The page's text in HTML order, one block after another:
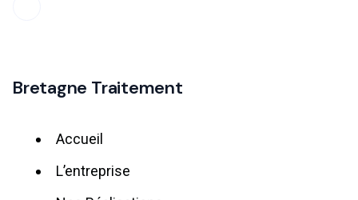
Bretagne Traitement
Accueil
L’entreprise